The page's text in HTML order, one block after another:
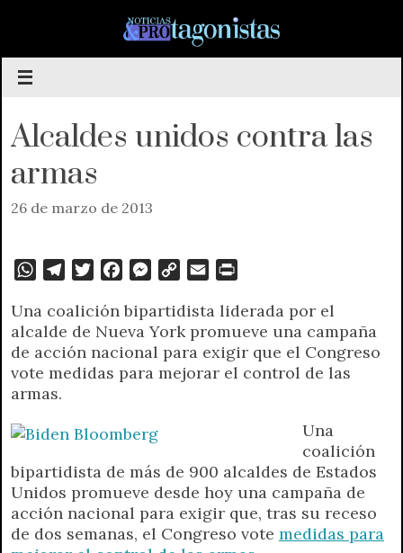
contenido
Alcaldes unidos contra las
armas
26 de marzo de 2013
W
a
t
s
A
p
l
e
g
r
i
t
t
e
c
e
b
o
M
s
s
e
n
r
p
y
L
i
a
i
l
i
n
t
F
l
y
Una coalición bipartidista liderada por el
alcalde de Nueva York promueve una campaña
de acción nacional para exigir que el Congreso
vote medidas para mejorar el control de las
armas.
Una
coalición
bipartidista de más de 900 alcaldes de Estados
Unidos promueve desde hoy una campaña de
acción nacional para exigir que, tras su receso
de dos semanas, el Congreso vote medidas para